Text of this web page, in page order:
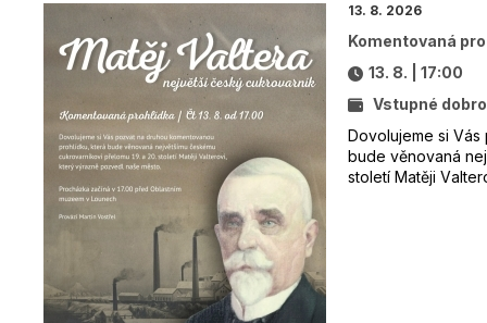
13. 8. 2026
Komentovaná
13. 8. | 17:00
Vstupné
Dovolujeme si
bude věnovaná
století Matěji